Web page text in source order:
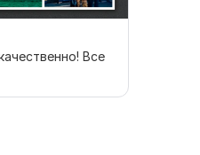
Все